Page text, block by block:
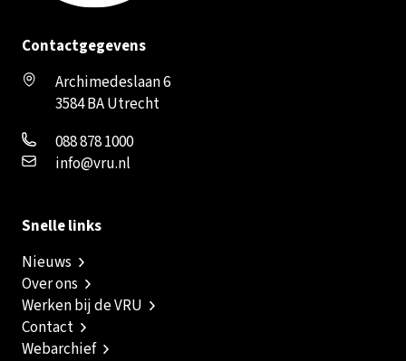
Contactgegevens
Archimedeslaan 6
3584 BA Utrecht
088 878 1000
info@vru.nl
Snelle links
Nieuws
Over ons
Werken bij de VRU
Contact
Webarchief